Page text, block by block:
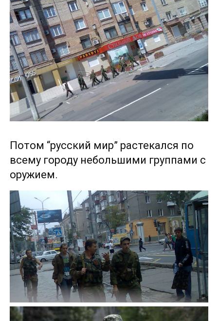
Потом “русский мир” растекался по
всему городу небольшими группами с
оружием.